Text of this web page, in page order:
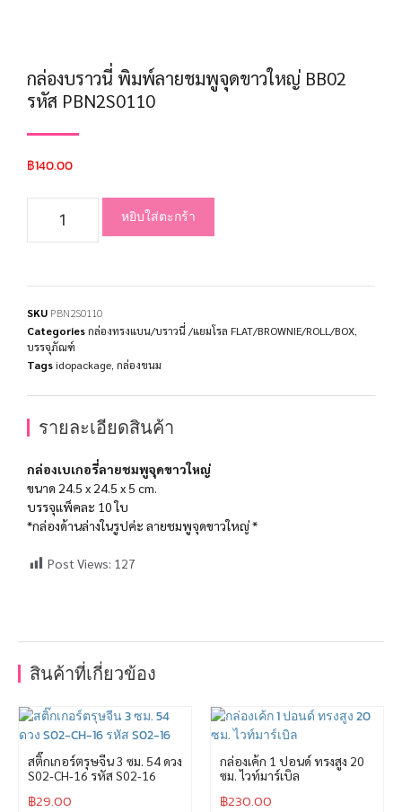
กล่องบราวนี่ พิมพ์ลายชมพูจุดขาวใหญ่ BB02
รหัส PBN2S0110
฿140.00
หยิบใส่ตะกร้า
SKU PBN2S0110
Categoriesกล่องทรงแบน/บราวนี่ /แยมโรล FLAT/BROWNIE/ROLL/BOX
บรรจุภัณฑ์
Tags idopackage กล่องขนม
รายละเอียดสินค้า
กล่องเบเกอรี่ลายชมพูจุดขาวใหญ่
ขนาด 24.5 x 24.5 x 5 cm.
บรรจุแพ็คละ 10 ใบ
*กล่องด้านล่างในรูปค่ะ ลายชมพูจุดขาวใหญ่ *
Post Views: 127
สินค้าที่เกี่ยวข้อง
สติ๊กเกอร์ตรุษจีน 3 ซม. 54 ดวง
S02-CH-16 รหัส S02-16
฿29.00
กล่องเค้ก 1 ปอนด์ ทรงสูง 20
ซม. ไวท์มาร์เบิล
฿230.00